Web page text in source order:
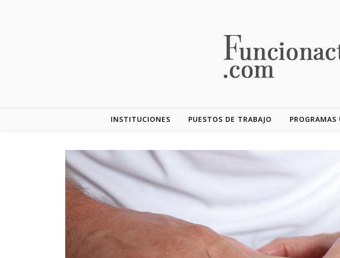
INSTITUCIONES PUESTOS DE TRABAJO PROGRAMAS